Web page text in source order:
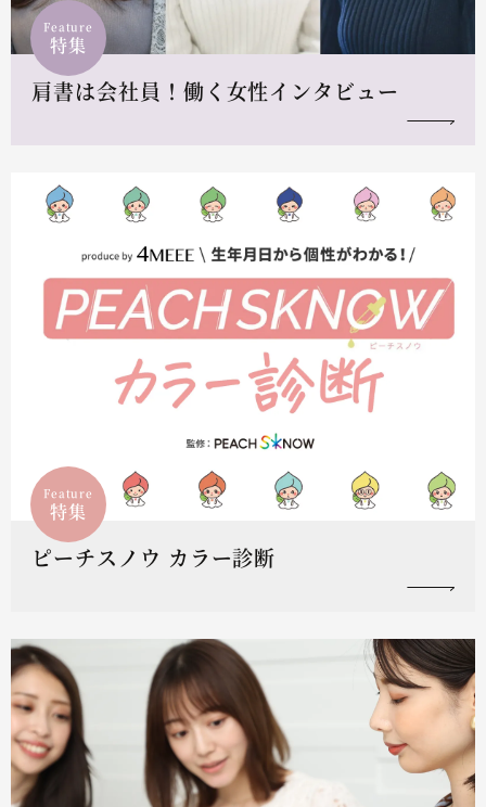
Feature
特集
肩書は会社員！働く女性インタビュー
Feature
特集
ピーチスノウ カラー診断